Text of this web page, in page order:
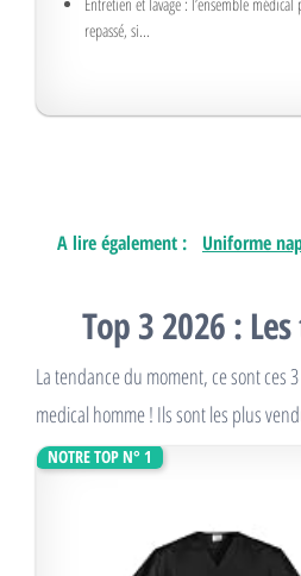
repassé, si...
A lire également : Uniforme
Top 3 2026 :
La tendance du moment, ce sont ces
medical homme ! Ils sont les plus
NOTRE TOP N° 1